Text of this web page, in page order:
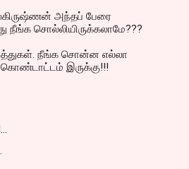
அந்தப் பேரை
நீங்க சொல்லியிருக்கலாமே???
நீங்க சொன்ன எல்லா
கொண்டாட்டம் இருக்கு!!!